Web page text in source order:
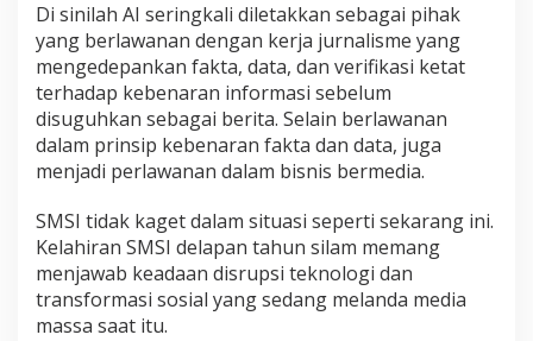
Di sinilah AI seringkali diletakkan sebagai pihak
yang berlawanan dengan kerja jurnalisme yang
mengedepankan fakta, data, dan verifikasi ketat
terhadap kebenaran informasi sebelum
disuguhkan sebagai berita. Selain berlawanan
dalam prinsip kebenaran fakta dan data, juga
menjadi perlawanan dalam bisnis bermedia.
SMSI tidak kaget dalam situasi seperti sekarang ini.
Kelahiran SMSI delapan tahun silam memang
menjawab keadaan disrupsi teknologi dan
transformasi sosial yang sedang melanda media
massa saat itu.